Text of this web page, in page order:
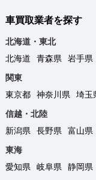
車買取業者を探す
北海道・東北
北海道
青森県 岩手県
関東
東京都
神奈川県 埼玉
信越・北陸
新潟県
長野県 富山県
東海
愛知県
岐阜県 静岡県